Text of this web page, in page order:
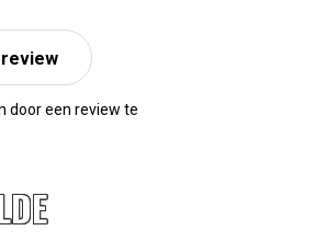
door een review te